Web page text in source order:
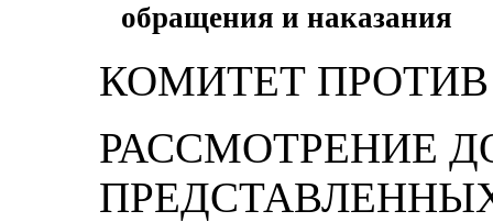
обращения и наказания
КОМИТЕТ
РАССМОТРЕНИЕ